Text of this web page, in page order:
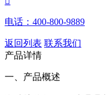
电话：400-800-9889
返回列表 联系我们
产品详情
一、产品概述